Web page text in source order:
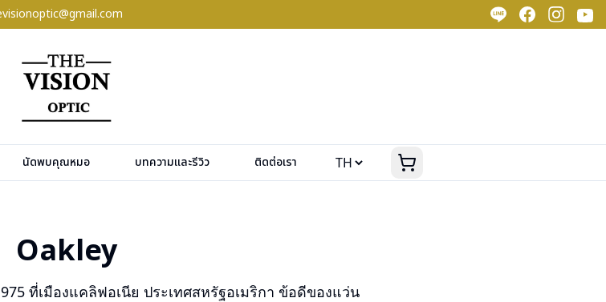
นัดพบคุณหมอ บทความและรีวิว ติดต่อเรา
Oakley
ที่เมืองแคลิฟอเนีย ประเทศสหรัฐอเมริกา ข้อดีของแว่น